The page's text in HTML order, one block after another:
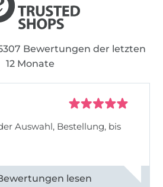
nach drei Freundinnen
Bewertungen der letzten
12 Monate
Auswahl, Bestellung, bis
ansehen